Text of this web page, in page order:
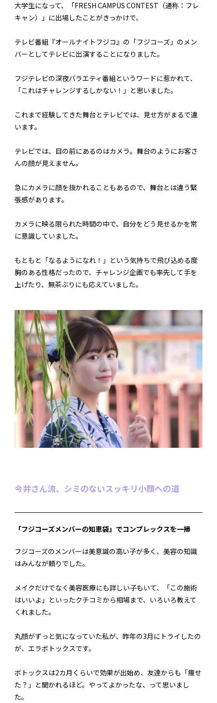
大学生になって、「FRESH CAMPUS CONTEST（通称：フレ
キャン）」に出場したことがきっかけで、
テレビ番組『オールナイトフジコ』の「フジコーズ」のメン
バーとしてテレビに出演することになりました。
フジテレビの深夜バラエティ番組というワードに惹かれて、
「これはチャレンジするしかない！」と思いました。
これまで経験してきた舞台とテレビでは、見せ方がまるで違
います。
テレビでは、目の前にあるのはカメラ。舞台のようにお客さ
んの顔が見えません。
急にカメラに顔を抜かれることもあるので、舞台とは違う緊
張感があります。
カメラに映る限られた時間の中で、自分をどう見せるかを常
に意識していました。
もともと「なるようになれ！」という気持ちで飛び込める度
胸のある性格だったので、チャレンジ企画でも率先して手を
上げたり、無茶ぶりにも応えていました。
今井さん流、シミのないスッキリ小顔への道
「フジコーズメンバーの知恵袋」でコンプレックスを一掃
フジコーズのメンバーは美意識の高い子が多く、美容の知識
はみんなが頼りでした。
メイクだけでなく美容医療にも詳しい子もいて、「この施術
はいいよ」といったクチコミから相場まで、いろいろ教えて
くれました。
丸顔がずっと気になっていた私が、昨年の3月にトライしたの
が、エラボトックスです。
ボトックスは2カ月くらいで効果が出始め、友達からも「痩せ
た？」と聞かれるほど。やってよかったな、って思いまし
た。